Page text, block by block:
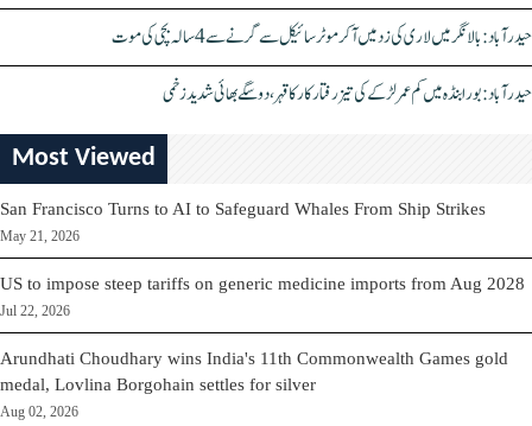
حیدرآباد: بالا نگر میں لاری کی زد میں آکر موٹرسائیکل سے گرنے سے 4 سالہ بچی کی موت
حیدرآباد: بورابنڈہ میں کم عمر لڑکے کی تیز رفتار کار کا قہر، دو سگے بھائی شدید زخمی
Most Viewed
San Francisco Turns to AI to Safeguard Whales From Ship Strikes
May 21, 2026
US to impose steep tariffs on generic medicine imports from Aug 2028
Jul 22, 2026
Arundhati Choudhary wins India's 11th Commonwealth Games gold
medal, Lovlina Borgohain settles for silver
Aug 02, 2026